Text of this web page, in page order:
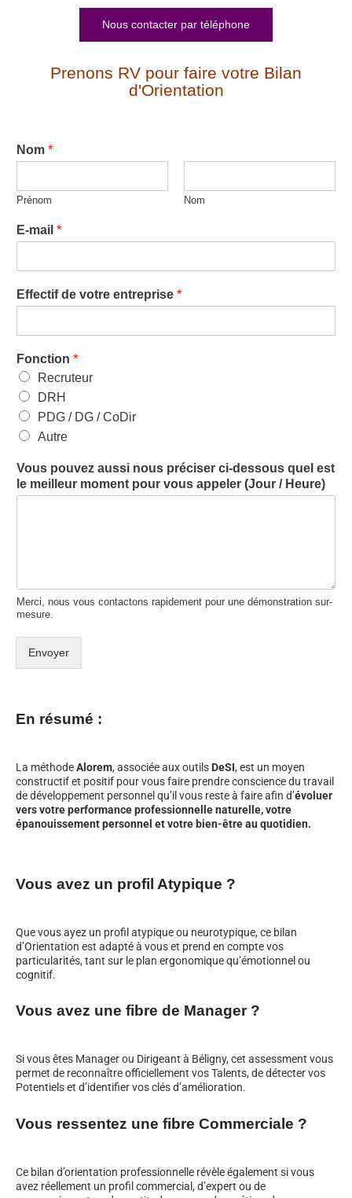
Nous contacter par téléphone
Prenons RV pour faire votre Bilan
d'Orientation
Nom *
Prénom Nom
E-mail *
Effectif de votre entreprise *
Fonction *
Recruteur
DRH
PDG / DG / CoDir
Autre
Vous pouvez aussi nous préciser ci-dessous quel est
le meilleur moment pour vous appeler (Jour / Heure)
Merci, nous vous contactons rapidement pour une démonstration sur-
mesure.
Envoyer
En résumé :
La méthodeAlorem, associée aux outils DeSI, est un moyen
constructif et positif pour vous faire prendre conscience du travail
de développement personnel qu’il vous reste à faire afin d’évoluer
vers votre performance professionnelle naturelle, votre
épanouissement personnel et votre bien-être au quotidien.
Vous avez un profil Atypique ?
Que vous ayez un profil atypique ou neurotypique, ce bilan
d’Orientation est adapté à vous et prend en compte vos
particularités, tant sur le plan ergonomique qu’émotionnel ou
cognitif.
Vous avez une fibre de Manager ?
Si vous êtes Manager ou Dirigeant à Béligny, cet assessment vous
permet de reconnaître officiellement vos Talents, de détecter vos
Potentiels et d’identifier vos clés d’amélioration.
Vous ressentez une fibre Commerciale ?
Ce bilan d’orientation professionnelle révèle également si vous
avez réellement un profil commercial, d’expert ou de